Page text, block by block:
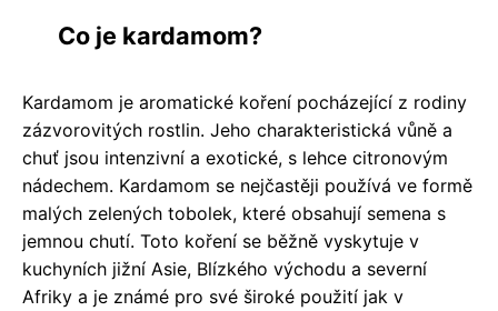
Co je kardamom?
Kardamom je aromatické koření pocházející z rodiny
zázvorovitých rostlin. Jeho charakteristická vůně a
chuť jsou intenzivní a exotické, s lehce citronovým
nádechem. Kardamom se nejčastěji používá ve formě
malých zelených tobolek, které obsahují semena s
jemnou chutí. Toto koření se běžně vyskytuje v
kuchyních jižní Asie, Blízkého východu a severní
Afriky a je známé pro své široké použití jak v